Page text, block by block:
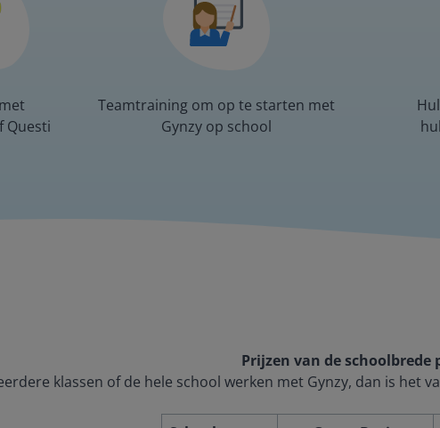
Questi
Teamtraining om op te starten met
Gynzy op school
Prijzen van de schoolbrede
klassen of de hele school werken met Gynzy, dan is het